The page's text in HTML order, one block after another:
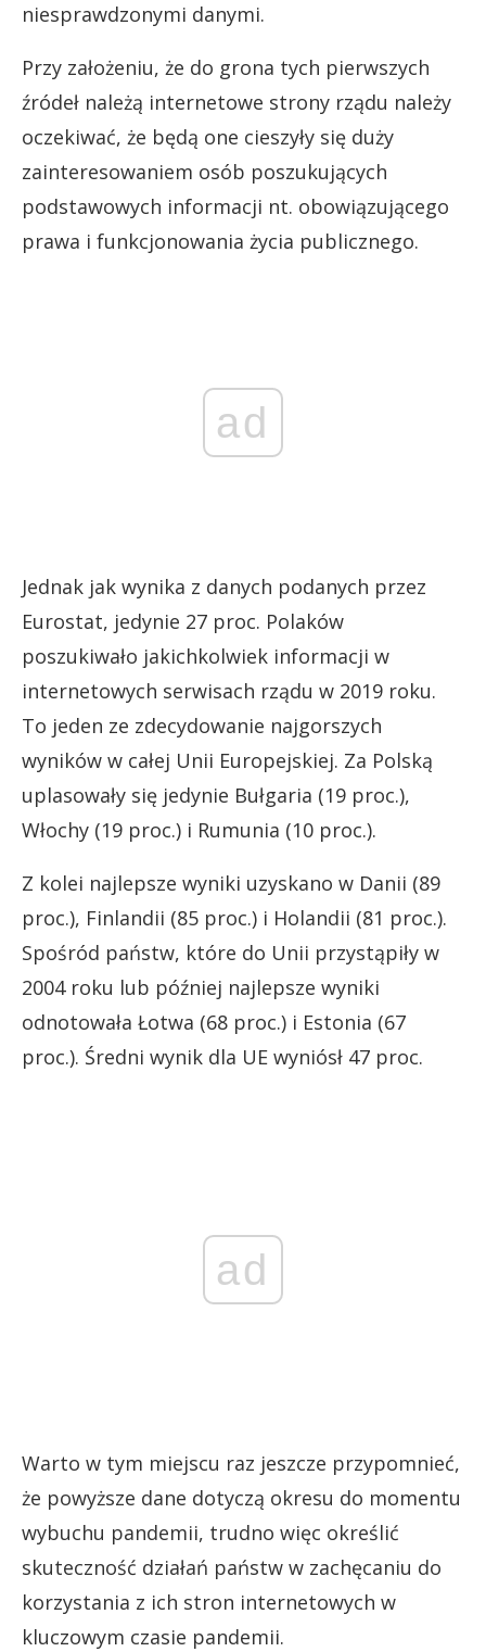
niesprawdzonymi danymi.
Przy założeniu, że do grona tych pierwszych
źródeł należą internetowe strony rządu należy
oczekiwać, że będą one cieszyły się duży
zainteresowaniem osób poszukujących
podstawowych informacji nt. obowiązującego
prawa i funkcjonowania życia publicznego.
ad
Jednak jak wynika z danych podanych przez
Eurostat, jedynie 27 proc. Polaków
poszukiwało jakichkolwiek informacji w
internetowych serwisach rządu w 2019 roku.
To jeden ze zdecydowanie najgorszych
wyników w całej Unii Europejskiej. Za Polską
uplasowały się jedynie Bułgaria (19 proc.),
Włochy (19 proc.) i Rumunia (10 proc.).
Z kolei najlepsze wyniki uzyskano w Danii (89
proc.), Finlandii (85 proc.) i Holandii (81 proc.).
Spośród państw, które do Unii przystąpiły w
2004 roku lub później najlepsze wyniki
odnotowała Łotwa (68 proc.) i Estonia (67
proc.). Średni wynik dla UE wyniósł 47 proc.
ad
Warto w tym miejscu raz jeszcze przypomnieć,
że powyższe dane dotyczą okresu do momentu
wybuchu pandemii, trudno więc określić
skuteczność działań państw w zachęcaniu do
korzystania z ich stron internetowych w
kluczowym czasie pandemii.